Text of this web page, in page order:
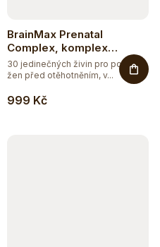
BrainMax Prenatal
Complex, komplex
vitamínů pro těhotné ženy
999 Kč
30 jedinečných živin pro potřeby
žen před otěhotněním, v...